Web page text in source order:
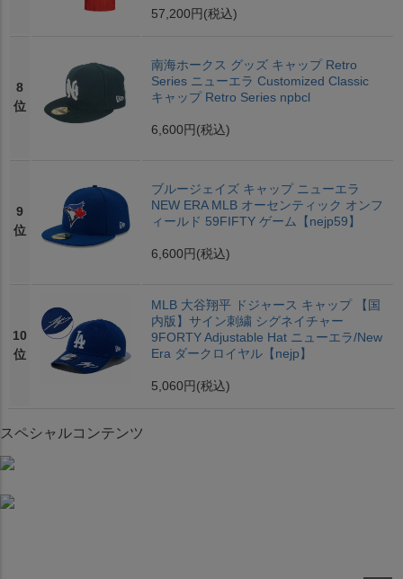
57,200円 (税込)
8
位
南海ホークス グッズ キャップ Retro
Series ニューエラ Customized Classic
キャップ Retro Series npbcl
6,600円 (税込)
9
位
ブルージェイズ キャップ ニューエラ
NEW ERA MLB オーセンティック オンフ
ィールド 59FIFTY ゲーム【nejp59】
6,600円 (税込)
10
位
MLB 大谷翔平 ドジャース キャップ 【国
内版】サイン刺繍 シグネイチャー
9FORTY Adjustable Hat ニューエラ/New
Era ダークロイヤル【nejp】
5,060円 (税込)
スペシャルコンテンツ